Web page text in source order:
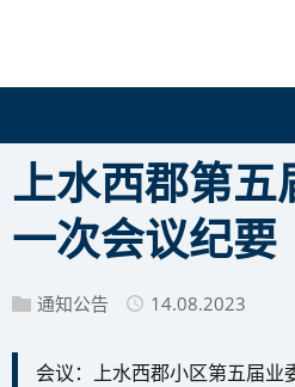
上水西郡第五
一次会议纪要
通知公告 14.08.2023
会议：上水西郡小区第五届业